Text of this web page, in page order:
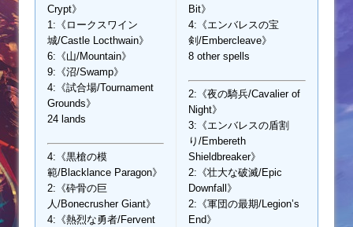
Crypt》
1:《ロークスワイン
城/Castle Locthwain》
6:《山/Mountain》
9:《沼/Swamp》
4:《試合場/Tournament
Grounds》
24 lands
4:《黒槍の模
範/Blacklance Paragon》
2:《砕骨の巨
人/Bonecrusher Giant》
4:《熱烈な勇者/Fervent
Bit》
4:《エンバレスの宝
剣/Embercleave》
8 other spells
2:《夜の騎兵/Cavalier of
Night》
3:《エンバレスの盾割
り/Embereth
Shieldbreaker》
2:《壮大な破滅/Epic
Downfall》
2:《軍団の最期/Legion’s
End》